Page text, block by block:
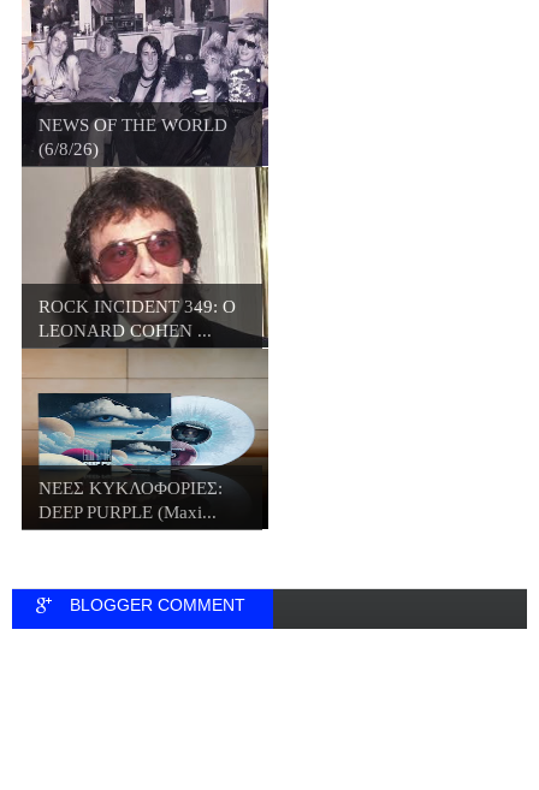
NEWS OF THE WORLD
(6/8/26)
ROCK INCIDENT 349: O
LEONARD COHEN ...
ΝΕΕΣ ΚΥΚΛΟΦΟΡΙΕΣ:
DEEP PURPLE (Maxi...
BLOGGER COMMENT